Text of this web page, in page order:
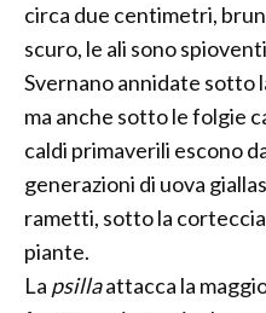
circa due centimetri,
scuro, le ali sono
Svernano annidate sotto
ma anche sotto le folgie
caldi primaverili escono
generazioni di uova
rametti, sotto la
piante.
La psillaattacca la